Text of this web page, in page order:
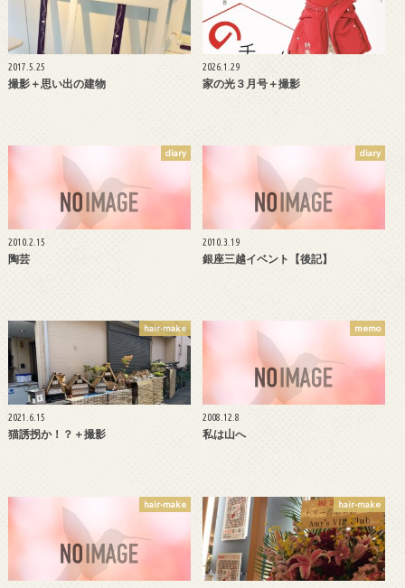
2017.5.25
撮影＋思い出の建物
2026.1.29
家の光３月号＋撮影
diary
2010.2.15
陶芸
diary
2010.3.19
銀座三越イベント【後記】
hair-make
2021.6.15
猫誘拐か！？＋撮影
memo
2008.12.8
私は山へ
hair-make hair-make